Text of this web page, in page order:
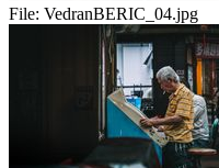
File: VedranBERIC_04.jpg